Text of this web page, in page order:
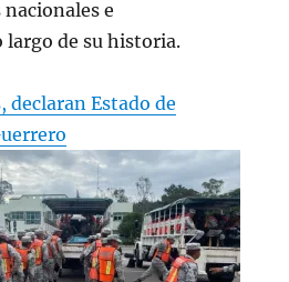
e
de su historia.
declaran Estado de